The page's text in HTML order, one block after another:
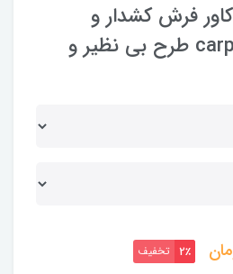
فرش کشدار و
فرشینه carpet cover طرح بی نظیر و
2٪ تخفیف